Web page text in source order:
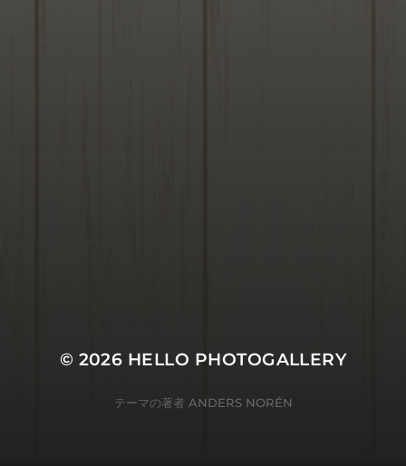
© 2026 HELLO PHOTOGALLERY
テーマの著者 ANDERS NORÉN